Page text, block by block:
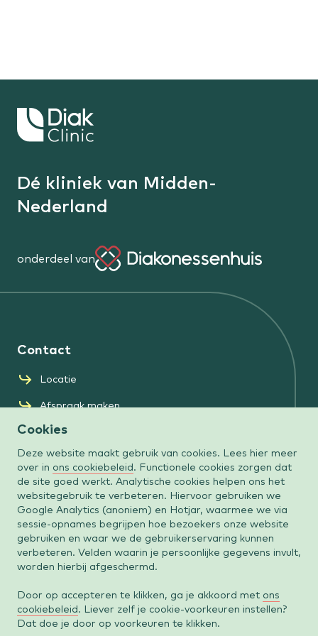
Cookies
Deze website maakt gebruik van cookies. Lees hier meer
over in ons cookiebeleid. Functionele cookies zorgen dat
de site goed werkt. Analytische cookies helpen ons het
websitegebruik te verbeteren. Hiervoor gebruiken we
Google Analytics (anoniem) en Hotjar, waarmee we via
sessie-opnames begrijpen hoe bezoekers onze website
gebruiken en waar we de gebruikerservaring kunnen
verbeteren. Velden waarin je persoonlijke gegevens invult,
worden hierbij afgeschermd.
Door op accepteren te klikken, ga je akkoord met ons
cookiebeleid. Liever zelf je cookie-voorkeuren instellen?
Dat doe je door op voorkeuren te klikken.
Keer
terug
homepage
Dé kliniek van Midden-
Nederland
onderdeel vanDiakonessenhuis
Contact
Locatie
Afspraak maken
Zorgverzekeraars
Over ons
Onze artsen
Behandelingen
Wachttijden
Over Diak Clinic
Meer informatie